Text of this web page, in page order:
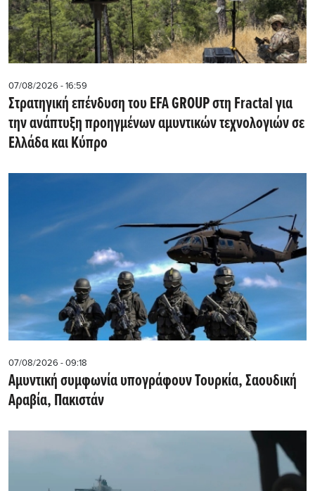
07/08/2026 - 16:59
Στρατηγική επένδυση του EFA GROUP στη Fractal για
την ανάπτυξη προηγμένων αμυντικών τεχνολογιών σε
Ελλάδα και Κύπρο
07/08/2026 - 09:18
Αμυντική συμφωνία υπογράφουν Τουρκία, Σαουδική
Αραβία, Πακιστάν